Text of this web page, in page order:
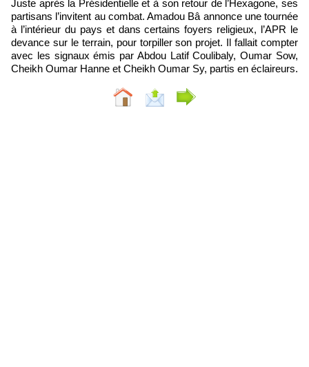
Juste après la Présidentielle et à son retour de l’Hexagone, ses
partisans l’invitent au combat. Amadou Bâ annonce une tournée
à l’intérieur du pays et dans certains foyers religieux, l’APR le
devance sur le terrain, pour torpiller son projet. Il fallait compter
avec les signaux émis par Abdou Latif Coulibaly, Oumar Sow,
Cheikh Oumar Hanne et Cheikh Oumar Sy, partis en éclaireurs.